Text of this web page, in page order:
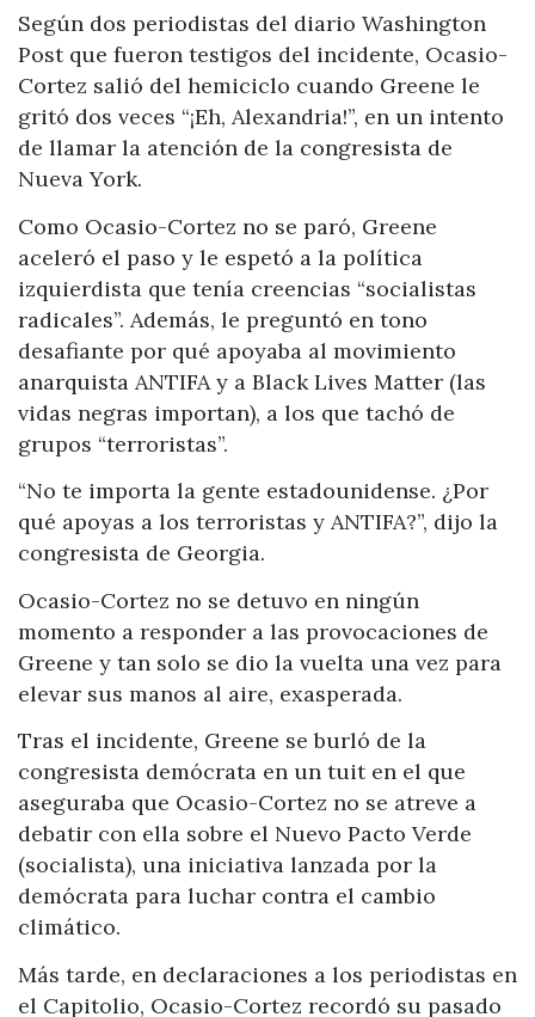
Según dos periodistas del diario Washington
Post que fueron testigos del incidente, Ocasio-
Cortez salió del hemiciclo cuando Greene le
gritó dos veces “¡Eh, Alexandria!”, en un intento
de llamar la atención de la congresista de
Nueva York.
Como Ocasio-Cortez no se paró, Greene
aceleró el paso y le espetó a la política
izquierdista que tenía creencias “socialistas
radicales”. Además, le preguntó en tono
desafiante por qué apoyaba al movimiento
anarquista ANTIFA y a Black Lives Matter (las
vidas negras importan), a los que tachó de
grupos “terroristas”.
“No te importa la gente estadounidense. ¿Por
qué apoyas a los terroristas y ANTIFA?”, dijo la
congresista de Georgia.
Ocasio-Cortez no se detuvo en ningún
momento a responder a las provocaciones de
Greene y tan solo se dio la vuelta una vez para
elevar sus manos al aire, exasperada.
Tras el incidente, Greene se burló de la
congresista demócrata en un tuit en el que
aseguraba que Ocasio-Cortez no se atreve a
debatir con ella sobre el Nuevo Pacto Verde
(socialista), una iniciativa lanzada por la
demócrata para luchar contra el cambio
climático.
Más tarde, en declaraciones a los periodistas en
el Capitolio, Ocasio-Cortez recordó su pasado